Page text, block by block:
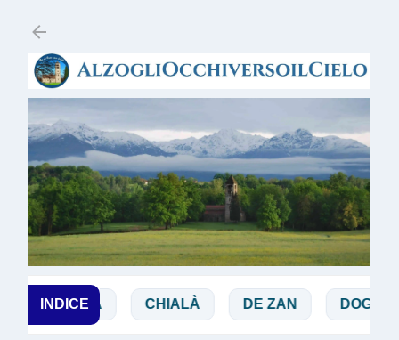
INDICE
BIBBIA CHIALÀ DE ZAN DOGLIO